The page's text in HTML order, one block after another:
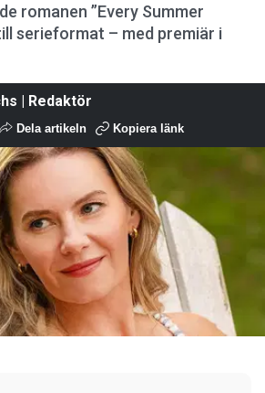
romanen ”Every Summer
serieformat – med premiär i
| Redaktör
Dela artikeln Kopiera länk